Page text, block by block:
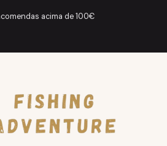
acima de 100€